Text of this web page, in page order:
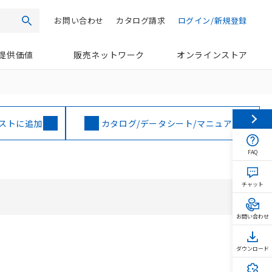
検索 ログイン/新規登録
カタログ請求
お問い合わせ
供価値 販売ネットワーク オンラインストア
トに追加 カタログ/データシート/マニュアル
FAQ
チャット
お問い合わせ
ダウンロード